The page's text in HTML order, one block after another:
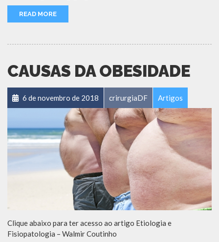
READ MORE
CAUSAS DA OBESIDADE
6 de novembro de 2018 crirurgiaDF Artigos
Clique abaixo para ter acesso ao artigo Etiologia e
Fisiopatologia – Walmir Coutinho